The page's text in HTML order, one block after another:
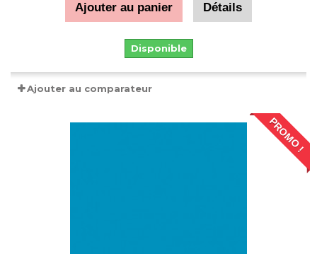
Ajouter au panier Détails
Disponible
Ajouter au comparateur
PROMO !